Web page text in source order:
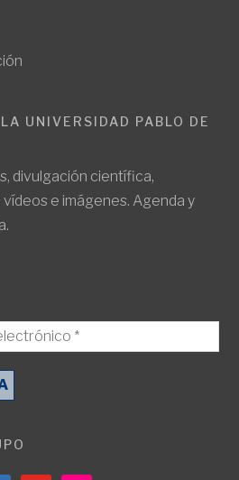
UNIVERSIDAD PABLO DE
divulgación científica,
e imágenes. Agenda y